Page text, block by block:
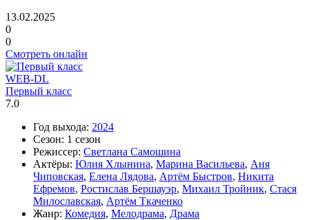
13.02.2025
0
0
Смотреть онлайн
WEB-DL
Первый класс
7.0
Год выхода: 2024
Сезон: 1 сезон
Режиссер: Светлана Самошина
Актёры: Юлия Хлынина, Марина Васильева, Аня
Чиповская, Елена Лядова, Артём Быстров, Никита
Ефремов, Ростислав Бершауэр, Михаил Тройник, Стася
Милославская, Артём Ткаченко
Жанр: Комедия, Мелодрама, Драма